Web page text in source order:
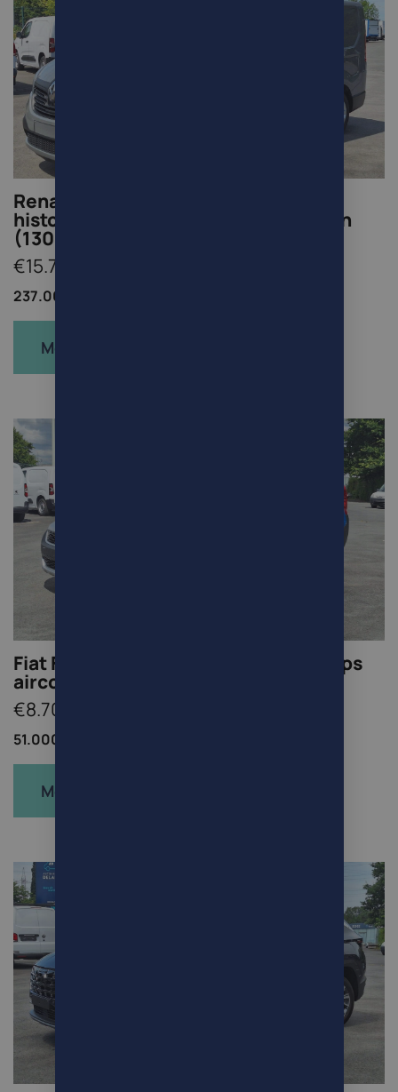
Renault Trafic 1.6 dCi 1ste eig. full
historiek frigo frigorifique koelwagen
(13000Netto+Btw/Tva)
€15.730
237.000km /
Meer info
Fiat Fiorino 1.3 Multijet ‘adventure’ gps
airco euro6 51000km
€8.700
51.000km /
Meer info